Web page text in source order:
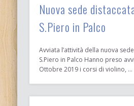
Nuova sede
S.Piero in Palco
Avviata l’attività della nuova
S.Piero in Palco Hanno preso
Ottobre 2019 i corsi di violino, …